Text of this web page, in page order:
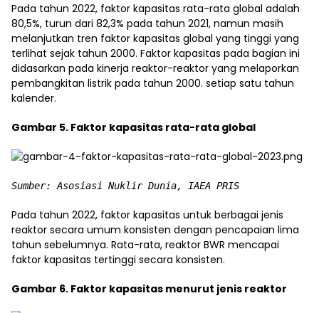
Pada tahun 2022, faktor kapasitas rata-rata global adalah
80,5%, turun dari 82,3% pada tahun 2021, namun masih
melanjutkan tren faktor kapasitas global yang tinggi yang
terlihat sejak tahun 2000. Faktor kapasitas pada bagian ini
didasarkan pada kinerja reaktor-reaktor yang melaporkan
pembangkitan listrik pada tahun 2000. setiap satu tahun
kalender.
Gambar 5. Faktor kapasitas rata-rata global
Sumber: Asosiasi Nuklir Dunia, IAEA PRIS
Pada tahun 2022, faktor kapasitas untuk berbagai jenis
reaktor secara umum konsisten dengan pencapaian lima
tahun sebelumnya. Rata-rata, reaktor BWR mencapai
faktor kapasitas tertinggi secara konsisten.
Gambar 6. Faktor kapasitas menurut jenis reaktor